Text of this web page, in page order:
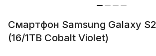
Смартфон Samsung Galaxy
(16/1TB Cobalt Violet)